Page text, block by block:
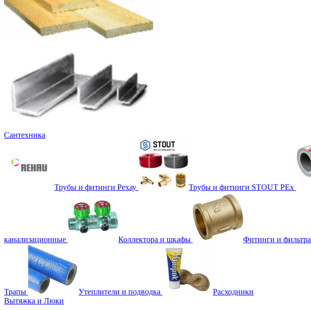
Сантехника
Трубы и фитинги Рехау Трубы и фитинги STOUT PEx
канализационные Коллектора и шкафы Фитинги и фильтра
Трапы Утеплители и подводка
Расходники
Вытяжка и Люки